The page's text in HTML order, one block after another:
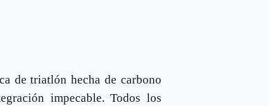
de triatlón hecha de carbono
impecable. Todos los